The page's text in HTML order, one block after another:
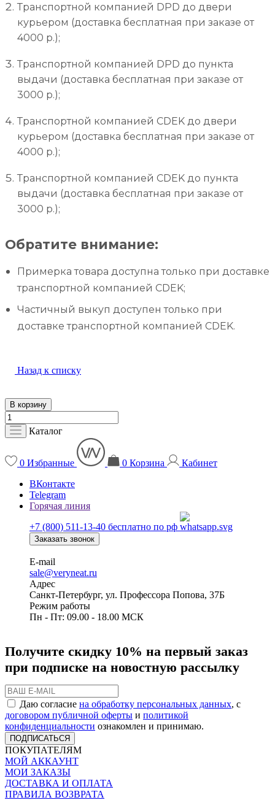
Транспортной компанией DPD до двери
курьером (доставка бесплатная при заказе от
4000 р.);
Транспортной компанией DPD до пункта
выдачи (доставка бесплатная при заказе от
3000 р.);
Транспортной компанией CDEK до двери
курьером (доставка бесплатная при заказе от
4000 р.);
Транспортной компанией CDEK до пункта
выдачи (доставка бесплатная при заказе от
3000 р.);
Обратите внимание:
Примерка товара доступна только при доставке
транспортной компанией CDEK;
Частичный выкуп доступен только при
доставке транспортной компанией CDEK.
Назад к списку
В корзину
Каталог
0 Избранные 0 Корзина
Кабинет
ВКонтакте
Telegram
Горячая линия
+7 (800) 511-13-40 бесплатно по рф
Заказать звонок
E-mail
sale@veryneat.ru
Адрес
Санкт-Петербург, ул. Профессора Попова, 37Б
Режим работы
Пн - Пт: 09.00 - 18.00 МСК
Получите скидку 10% на первый заказ
при подписке на новостную рассылку
Даю согласие на обработку персональных данных, с
договором публичной оферты и политикой
конфиденциальности ознакомлен и принимаю.
ПОДПИСАТЬСЯ
ПОКУПАТЕЛЯМ
МОЙ АККАУНТ
МОИ ЗАКАЗЫ
ДОСТАВКА И ОПЛАТА
ПРАВИЛА ВОЗВРАТА